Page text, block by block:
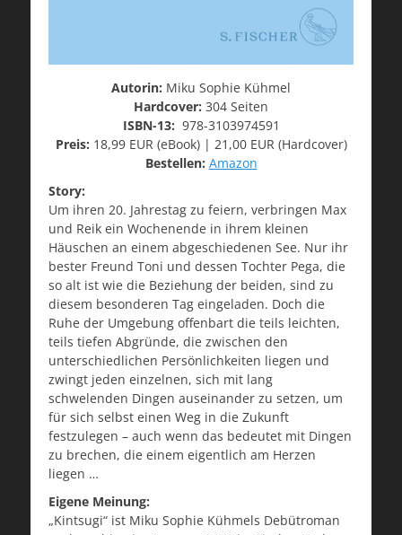
Autorin: Miku Sophie Kühmel
Hardcover: 304 Seiten
ISBN-13: 978-3103974591
Preis: 18,99 EUR (eBook) | 21,00 EUR (Hardcover)
Bestellen: Amazon
Story:
Um ihren 20. Jahrestag zu feiern, verbringen Max
und Reik ein Wochenende in ihrem kleinen
Häuschen an einem abgeschiedenen See. Nur ihr
bester Freund Toni und dessen Tochter Pega, die
so alt ist wie die Beziehung der beiden, sind zu
diesem besonderen Tag eingeladen. Doch die
Ruhe der Umgebung offenbart die teils leichten,
teils tiefen Abgründe, die zwischen den
unterschiedlichen Persönlichkeiten liegen und
zwingt jeden einzelnen, sich mit lang
schwelenden Dingen auseinander zu setzen, um
für sich selbst einen Weg in die Zukunft
festzulegen – auch wenn das bedeutet mit Dingen
zu brechen, die einem eigentlich am Herzen
liegen …
Eigene Meinung:
„Kintsugi“ ist Miku Sophie Kühmels Debütroman